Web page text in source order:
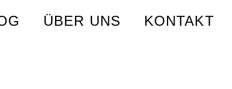
ÜBER UNS KONTAKT